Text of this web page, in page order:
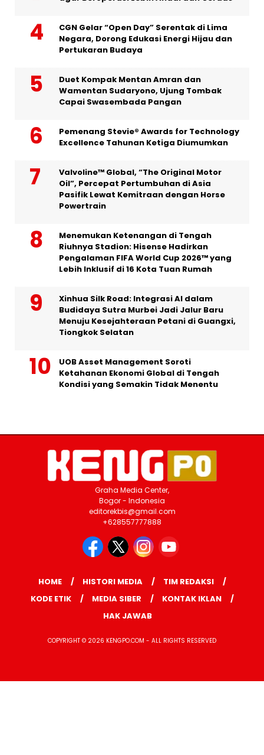
CGN Gelar “Open Day” Serentak di Lima
Negara, Dorong Edukasi Energi Hijau dan
Pertukaran Budaya
Duet Kompak Mentan Amran dan
Wamentan Sudaryono, Ujung Tombak
Capai Swasembada Pangan
Pemenang Stevie® Awards for Technology
Excellence Tahunan Ketiga Diumumkan
Valvoline™ Global, “The Original Motor
Oil”, Percepat Pertumbuhan di Asia
Pasifik Lewat Kemitraan dengan Horse
Powertrain
Menemukan Ketenangan di Tengah
Riuhnya Stadion: Hisense Hadirkan
Pengalaman FIFA World Cup 2026™ yang
Lebih Inklusif di 16 Kota Tuan Rumah
Xinhua Silk Road: Integrasi AI dalam
Budidaya Sutra Murbei Jadi Jalur Baru
Menuju Kesejahteraan Petani di Guangxi,
Tiongkok Selatan
UOB Asset Management Soroti
Ketahanan Ekonomi Global di Tengah
Kondisi yang Semakin Tidak Menentu
Graha Media Center,
Bogor - Indonesia
editorekbis@gmail.com
+628557777888
HOME HISTORI MEDIA
TIM REDAKSI
KODE ETIK
MEDIA SIBER
KONTAK IKLAN
HAK JAWAB
COPYRIGHT © 2026 KENGPO.COM - ALL RIGHTS RESERVED